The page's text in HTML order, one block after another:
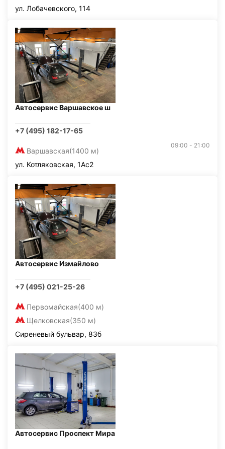
ул. Лобачевского, 114
Автосервис Варшавское ш
+7 (495) 182-17-65
Варшавская(1400 м)
09:00 - 21:00
ул. Котляковская, 1Ас2
Автосервис Измайлово
+7 (495) 021-25-26
Первомайская(400 м)
Щелковская(350 м)
Сиреневый бульвар, 83б
Автосервис Проспект Мира